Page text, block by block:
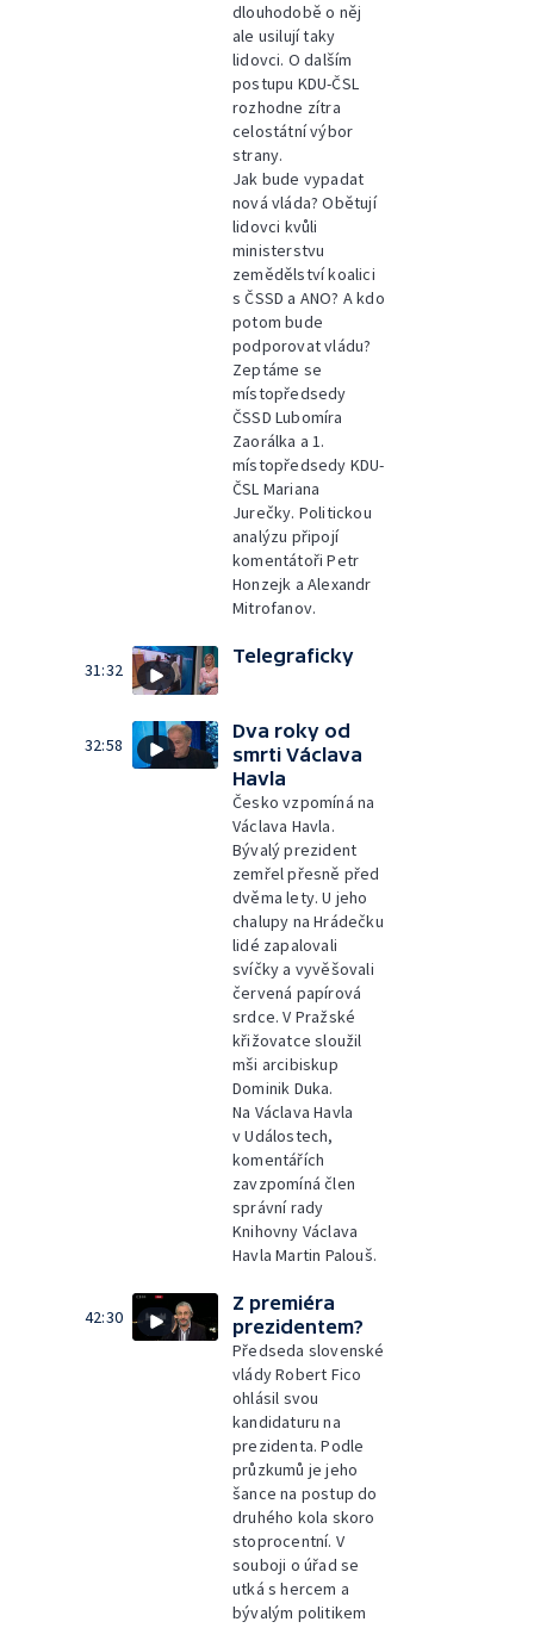
dlouhodobě o něj
ale usilují taky
lidovci. O dalším
postupu KDU-ČSL
rozhodne zítra
celostátní výbor
strany.
Jak bude vypadat
nová vláda? Obětují
lidovci kvůli
ministerstvu
zemědělství koalici
s ČSSD a ANO? A kdo
potom bude
podporovat vládu?
Zeptáme se
místopředsedy
ČSSD Lubomíra
Zaorálka a 1.
místopředsedy KDU-
ČSL Mariana
Jurečky. Politickou
analýzu připojí
komentátoři Petr
Honzejk a Alexandr
Mitrofanov.
31:32
Telegraficky
32:58
Dva roky od
smrti Václava
Havla
Česko vzpomíná na
Václava Havla.
Bývalý prezident
zemřel přesně před
dvěma lety. U jeho
chalupy na Hrádečku
lidé zapalovali
svíčky a vyvěšovali
červená papírová
srdce. V Pražské
křižovatce sloužil
mši arcibiskup
Dominik Duka.
Na Václava Havla
v Událostech,
komentářích
zavzpomíná člen
správní rady
Knihovny Václava
Havla Martin Palouš.
42:30
Z premiéra
prezidentem?
Předseda slovenské
vlády Robert Fico
ohlásil svou
kandidaturu na
prezidenta. Podle
průzkumů je jeho
šance na postup do
druhého kola skoro
stoprocentní. V
souboji o úřad se
utká s hercem a
bývalým politikem